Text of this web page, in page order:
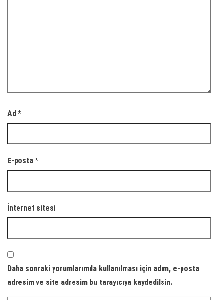
Ad *
E-posta *
İnternet sitesi
Daha sonraki yorumlarımda kullanılması için adım, e-posta
adresim ve site adresim bu tarayıcıya kaydedilsin.